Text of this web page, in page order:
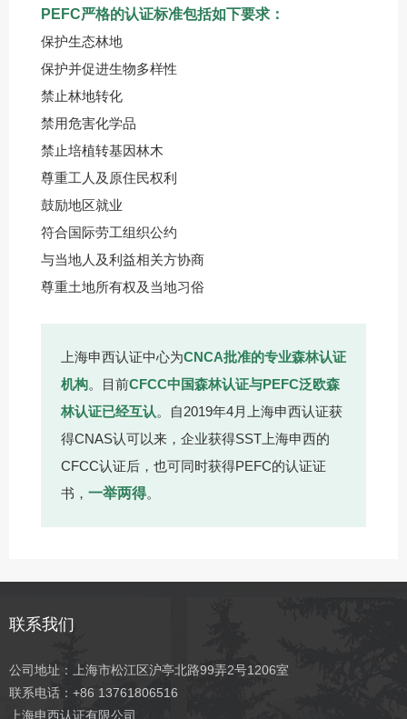
PEFC严格的认证标准包括如下要求：
保护生态林地
保护并促进生物多样性
禁止林地转化
禁用危害化学品
禁止培植转基因林木
尊重工人及原住民权利
鼓励地区就业
符合国际劳工组织公约
与当地人及利益相关方协商
尊重土地所有权及当地习俗
上海申西认证中心为CNCA批准的专业森林认证
机构。目前CFCC中国森林认证与PEFC泛欧森
林认证已经互认。自2019年4月上海申西认证获
得CNAS认可以来，企业获得SST上海申西的
CFCC认证后，也可同时获得PEFC的认证证
书， 一举两得。
联系我们
公司地址：上海市松江区沪亭北路99弄2号1206室
联系电话：+86 13761806516
上海申西认证有限公司